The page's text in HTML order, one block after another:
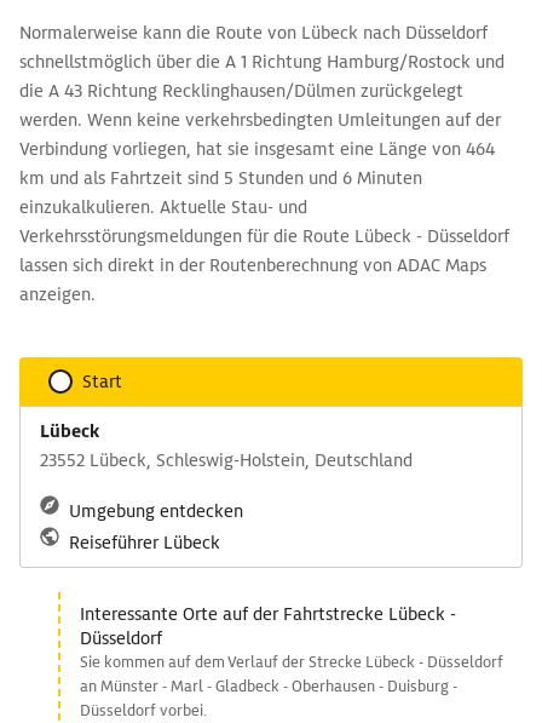
Normalerweise kann die Route von Lübeck nach Düsseldorf
schnellstmöglich über die A 1 Richtung Hamburg/Rostock und
die A 43 Richtung Recklinghausen/Dülmen zurückgelegt
werden. Wenn keine verkehrsbedingten Umleitungen auf der
Verbindung vorliegen, hat sie insgesamt eine Länge von 464
km und als Fahrtzeit sind 5 Stunden und 6 Minuten
einzukalkulieren. Aktuelle Stau- und
Verkehrsstörungsmeldungen für die Route Lübeck - Düsseldorf
lassen sich direkt in der Routenberechnung von ADAC Maps
anzeigen.
Start
Lübeck
23552 Lübeck, Schleswig-Holstein, Deutschland
Umgebung entdecken
Reiseführer Lübeck
Interessante Orte auf der Fahrtstrecke Lübeck -
Düsseldorf
Sie kommen auf dem Verlauf der Strecke Lübeck - Düsseldorf
an Münster - Marl - Gladbeck - Oberhausen - Duisburg -
Düsseldorf vorbei.